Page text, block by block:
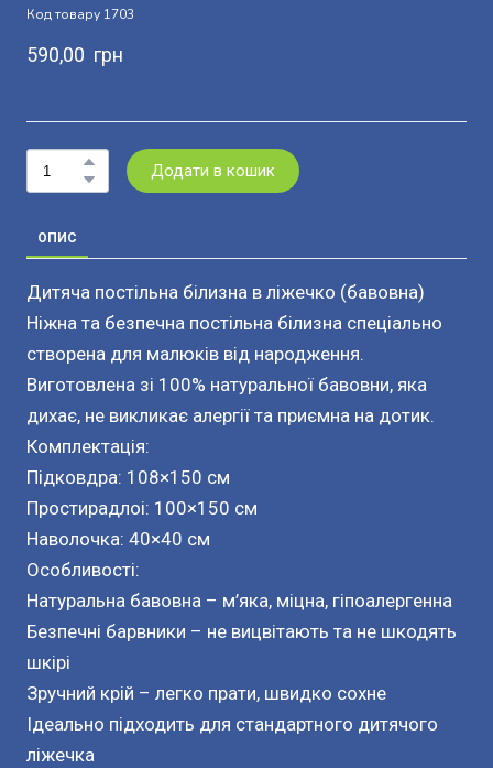
Код товару 1703
590,00  грн
Додати в кошик
ОПИС
Дитяча постільна білизна в ліжечко (бавовна)
Ніжна та безпечна постільна білизна спеціально
створена для малюків від народження.
Виготовлена зі 100% натуральної бавовни, яка
дихає, не викликає алергії та приємна на дотик.
Комплектація:
Підковдра: 108×150 см
Простирадлоі: 100×150 см
Наволочка: 40×40 см
Особливості:
Натуральна бавовна – м’яка, міцна, гіпоалергенна
Безпечні барвники – не вицвітають та не шкодять
шкірі
Зручний крій – легко прати, швидко сохне
Ідеально підходить для стандартного дитячого
ліжечка